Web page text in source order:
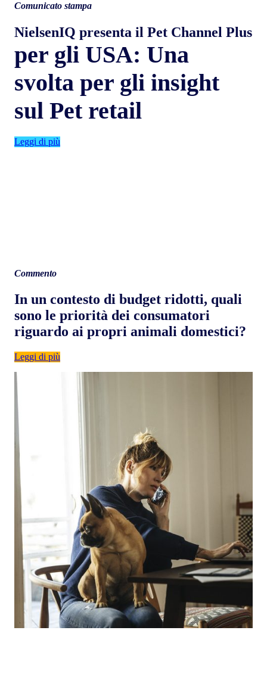
Comunicato stampa
NielsenIQ presenta il Pet Channel Plus
per gli USA: Una
svolta per gli insight
sul Pet retail
Leggi di più
Commento
In un contesto di budget ridotti, quali
sono le priorità dei consumatori
riguardo ai propri animali domestici?
Leggi di più